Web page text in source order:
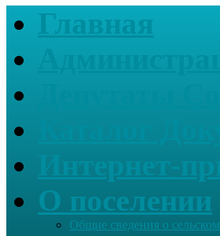
Главная
О поселении
Общие сведения о сельском